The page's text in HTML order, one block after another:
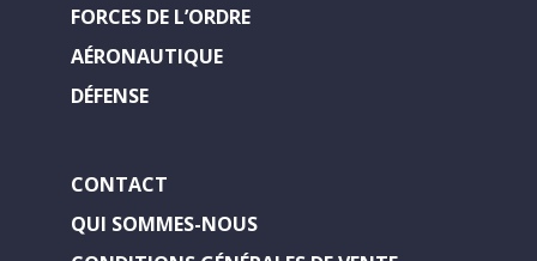
FORCES DE L’ORDRE
AÉRONAUTIQUE
DÉFENSE
CONTACT
QUI SOMMES-NOUS